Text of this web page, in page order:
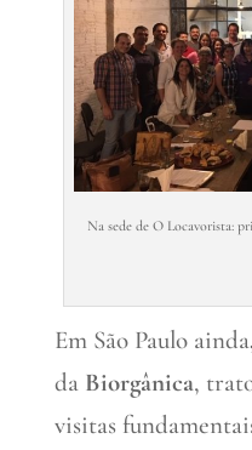
Na sede de O Locavorista:
Em São Paulo ainda
da Biorgânica,
visitas